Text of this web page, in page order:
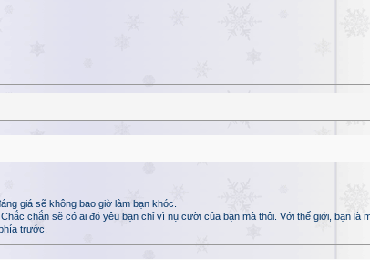
giá sẽ không bao giờ làm bạn khóc.
chắn sẽ có ai đó yêu bạn chỉ vì nụ cười của bạn mà thôi. Với thế giới, bạn là
trước.